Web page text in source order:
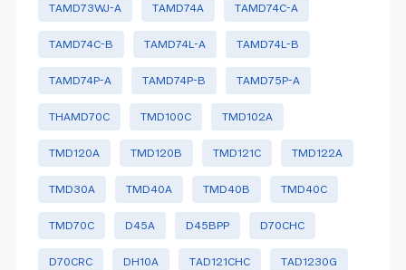
TAMD73WJ-A TAMD74A TAMD74C-A
TAMD74C-B TAMD74L-A TAMD74L-B
TAMD74P-A TAMD74P-B TAMD75P-A
THAMD70C TMD100C TMD102A
TMD120A TMD120B TMD121C TMD122A
TMD30A TMD40A TMD40B TMD40C
TMD70C D45A D45BPP D70CHC
D70CRC DH10A TAD121CHC TAD1230G